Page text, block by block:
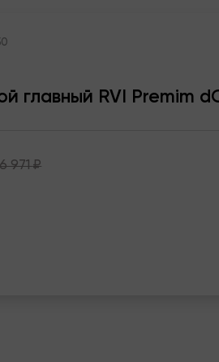
главный RVI Premim
971₽